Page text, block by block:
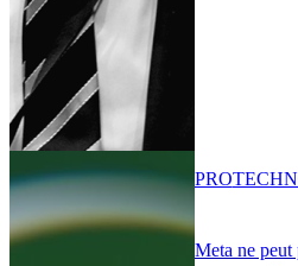
Meta ne peut
PRO